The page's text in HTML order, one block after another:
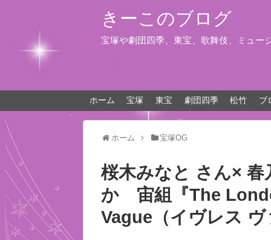
きーこのブログ
宝塚や劇団四季、東宝、歌舞伎、ミュー
ホーム 宝塚 東宝 劇団四季 松竹 ブ
ホーム 宝塚OG
桜木みなと さん×
か 宙組『The
Vague（イヴレス ヴ